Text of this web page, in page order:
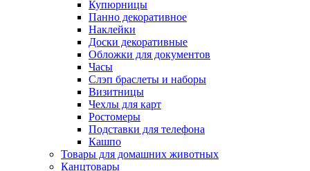
Купюрницы
Панно декоративное
Наклейки
Доски декоративные
Обложки для документов
Часы
Слэп браслеты и наборы
Визитницы
Чехлы для карт
Ростомеры
Подставки для телефона
Кашпо
Товары для домашних животных
Канцтовары